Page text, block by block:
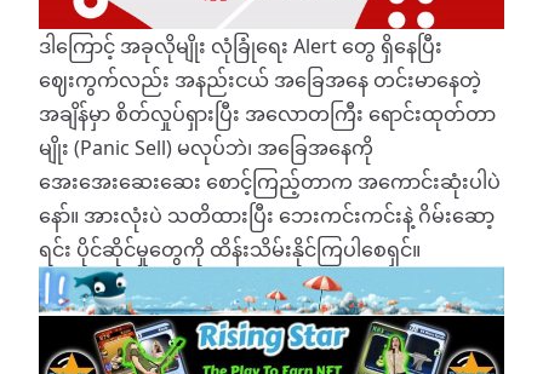
​ဒါကြောင့် အခုလိုမျိုး လုံခြုံရေး Alert တွေ ရှိနေပြီး
ဈေးကွက်လည်း အနည်းငယ် အခြေအနေ တင်းမာနေတဲ့
အချိန်မှာ စိတ်လှုပ်ရှားပြီး အလောတကြီး ရောင်းထုတ်တာ
မျိုး (Panic Sell) မလုပ်ဘဲ၊ အခြေအနေကို
အေးအေးဆေးဆေး စောင့်ကြည့်တာက အကောင်းဆုံးပါပဲ
နော်။ အားလုံးပဲ သတိထားပြီး ဘေးကင်းကင်းနဲ့ ဂိမ်းဆော့
ရင်း ပိုင်ဆိုင်မှုတွေကို ထိန်းသိမ်းနိုင်ကြပါစေရှင်။